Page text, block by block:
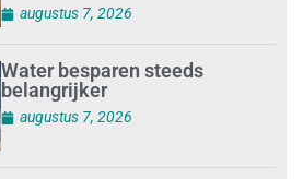
augustus 7, 2026
Water besparen steeds
belangrijker
augustus 7, 2026